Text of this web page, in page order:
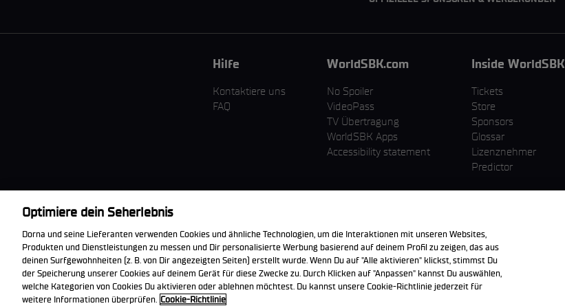
Hilfe
Kontaktiere uns
FAQ
WorldSBK.com
No Spoiler
VideoPass
TV Übertragung
WorldSBK Apps
Accessibility statement
Inside WorldSBK
Tickets
Store
Sponsors
Glossar
Lizenznehmer
Predictor
Die offizielle
WorldSBK App
herunterladen
© 2026 Dorna WorldSBK. Alle Rechte vorbehalten. Alle Handelsmarken sind Eigentum der jeweiligen Besitzer.
Optimiere dein Seherlebnis
Dorna und seine Lieferanten verwenden Cookies und ähnliche Technologien, um die Interaktionen mit unseren Websites,
Produkten und Dienstleistungen zu messen und Dir personalisierte Werbung basierend auf deinem Profil zu zeigen, das aus
deinen Surfgewohnheiten (z. B. von Dir angezeigten Seiten) erstellt wurde. Wenn Du auf "Alle aktivieren" klickst, stimmst Du
der Speicherung unserer Cookies auf deinem Gerät für diese Zwecke zu. Durch Klicken auf "Anpassen" kannst Du auswählen,
welche Kategorien von Cookies Du aktivieren oder ablehnen möchtest. Du kannst unsere Cookie-Richtlinie jederzeit für
weitere Informationen überprüfen. Cookie-Richtlinie